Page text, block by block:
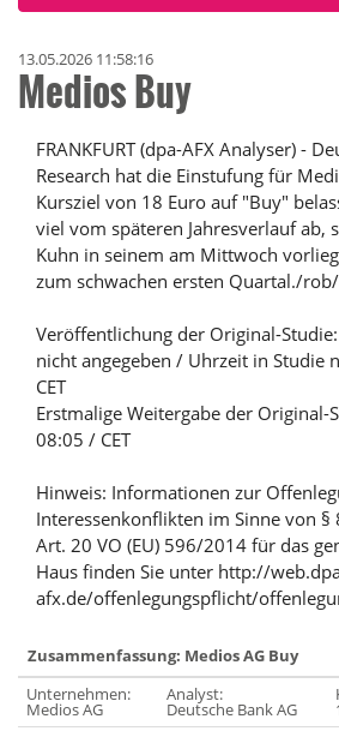
13.05.2026 11:58:16
Medios Buy
FRANKFURT (dpa-AFX Analyser) -
Research hat die Einstufung für
Kursziel von 18 Euro auf "Buy"
viel vom späteren Jahresverlauf ab,
Kuhn in seinem am Mittwoch
zum schwachen ersten Quartal./
Veröffentlichung der Original-
nicht angegeben / Uhrzeit in Studie
CET
Erstmalige Weitergabe der
08:05 / CET
Hinweis: Informationen zur
Interessenkonflikten im Sinne von §
Art. 20 VO (EU) 596/2014 für das
Haus finden Sie unter http://
afx.de/offenlegungspflicht/
Zusammenfassung: Medios AG Buy
Unternehmen:
Medios AG
Analyst:
Deutsche Bank AG